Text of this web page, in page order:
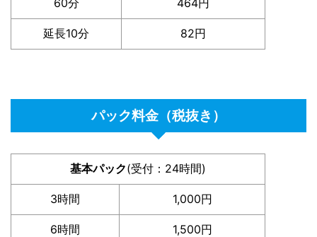
60分 464円
延長10分 82円
パック料金（税抜き）
基本パック(受付：24時間)
3時間 1,000円
6時間 1,500円